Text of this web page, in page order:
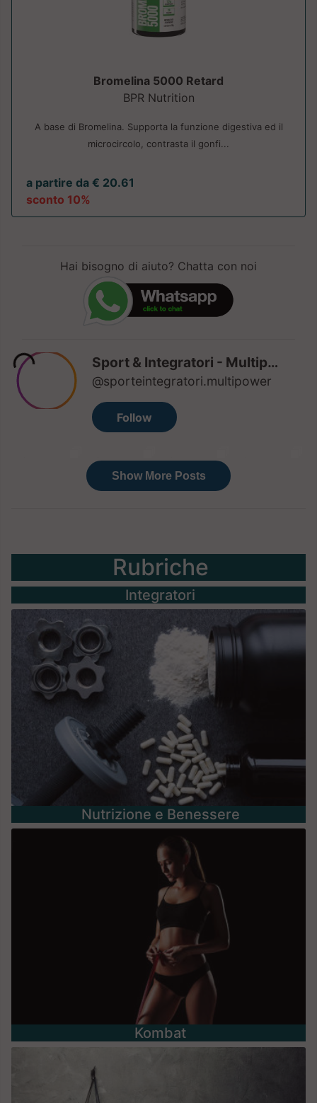
Bromelina 5000 Retard
BPR Nutrition
A base di Bromelina. Supporta la funzione digestiva ed il
microcircolo, contrasta il gonfi...
a partire da € 20.61
sconto 10%
Hai bisogno di aiuto? Chatta con noi
Rubriche
Integratori
Nutrizione e Benessere
Kombat